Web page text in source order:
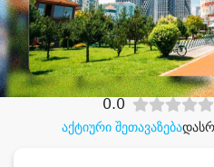
შეიძინე
დიდი
აქტიური შეთავაზება
0.0